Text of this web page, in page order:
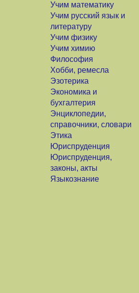
Учим математику
Учим русский язык и
литературу
Учим физику
Учим химию
Философия
Хобби, ремесла
Эзотерика
Экономика и
бухгалтерия
Энциклопедии,
справочники, словари
Этика
Юриспруденция
Юриспруденция,
законы, акты
Языкознание